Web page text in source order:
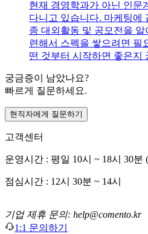
현재 경영학과가 아닌 인문
다니고 있습니다. 마케팅에
종 대외활동 및 공모전을
련해서 스펙을 쌓으려면 필
떤 것부터 시작하면 좋은지
궁금증이 남았나요?
빠르게 질문하세요.
현직자에게 질문하기
고객센터
운영시간 : 평일 10시 ~ 18시 30분
점심시간 : 12시 30분 ~ 14시
기업 제휴 문의: help@comento.kr
1:1 문의하기